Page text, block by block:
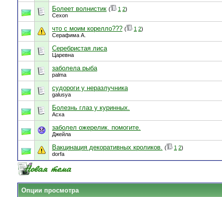
Болеет волнистик ( 1 2)
Cexon
что с моим корелло??? ( 1 2)
Серафима А.
Серебристая лиса
Царевна
заболела рыба
palma
судороги у неразлучника
galusya
Болезнь глаз у куринных.
Асха
заболел ожерелик. помогите.
Джейла
Вакцинация декоративных кроликов. ( 1 2)
dorfa
Опции просмотра